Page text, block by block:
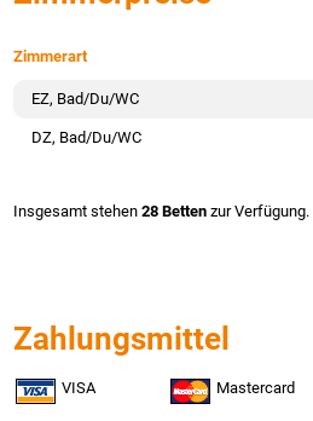
Zimmerart
EZ, Bad/Du/WC
DZ, Bad/Du/WC
Insgesamt stehen28 Betten zur Verfügung.
Zahlungsmittel
VISA Mastercard